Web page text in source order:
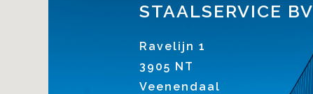
STAALSERVICE BV
Ravelijn 1
3905 NT
Veenendaal